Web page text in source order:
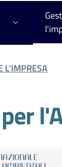
L'IMPRESA